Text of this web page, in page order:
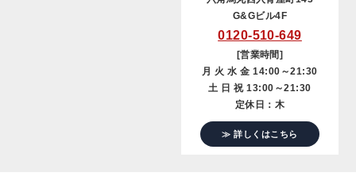
G&Gビル4F
0120-510-649
[営業時間]
月 火 水 金 14:00～21:30
土 日 祝 13:00～21:30
定休日：木
≫ 詳しくはこちら